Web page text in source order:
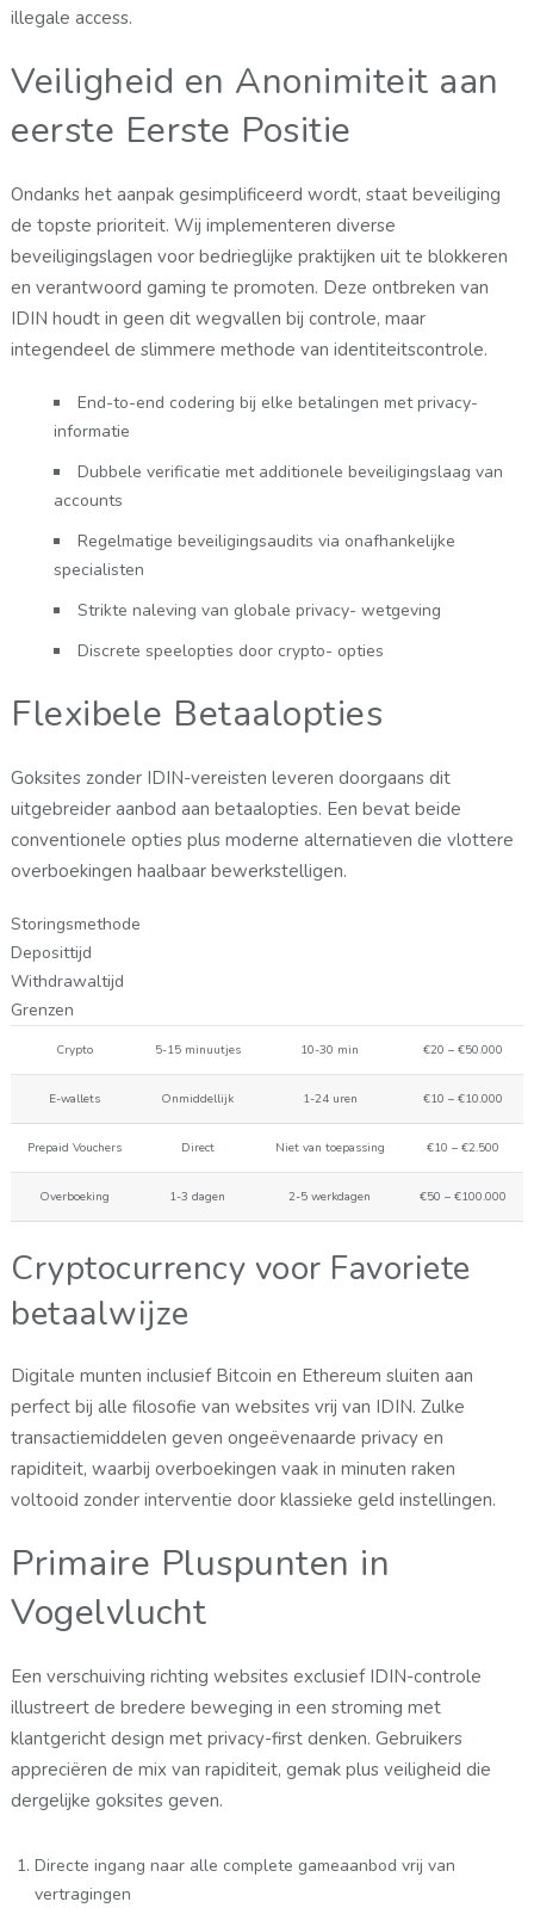
illegale access.
Veiligheid en Anonimiteit aan
eerste Eerste Positie
Ondanks het aanpak gesimplificeerd wordt, staat beveiliging
de topste prioriteit. Wij implementeren diverse
beveiligingslagen voor bedrieglijke praktijken uit te blokkeren
en verantwoord gaming te promoten. Deze ontbreken van
IDIN houdt in geen dit wegvallen bij controle, maar
integendeel de slimmere methode van identiteitscontrole.
End-to-end codering bij elke betalingen met privacy-
informatie
Dubbele verificatie met additionele beveiligingslaag van
accounts
Regelmatige beveiligingsaudits via onafhankelijke
specialisten
Strikte naleving van globale privacy- wetgeving
Discrete speelopties door crypto- opties
Flexibele Betaalopties
Goksites zonder IDIN-vereisten leveren doorgaans dit
uitgebreider aanbod aan betaalopties. Een bevat beide
conventionele opties plus moderne alternatieven die vlottere
overboekingen haalbaar bewerkstelligen.
Storingsmethode
Deposittijd
Withdrawaltijd
Grenzen
Crypto 5-15 minuutjes 10-30 min €20 – €50.000
E-wallets Onmiddellijk 1-24 uren €10 – €10.000
Prepaid Vouchers Direct Niet van toepassing €10 – €2.500
Overboeking 1-3 dagen 2-5 werkdagen €50 – €100.000
Cryptocurrency voor Favoriete
betaalwijze
Digitale munten inclusief Bitcoin en Ethereum sluiten aan
perfect bij alle filosofie van websites vrij van IDIN. Zulke
transactiemiddelen geven ongeëvenaarde privacy en
rapiditeit, waarbij overboekingen vaak in minuten raken
voltooid zonder interventie door klassieke geld instellingen.
Primaire Pluspunten in
Vogelvlucht
Een verschuiving richting websites exclusief IDIN-controle
illustreert de bredere beweging in een stroming met
klantgericht design met privacy-first denken. Gebruikers
appreciëren de mix van rapiditeit, gemak plus veiligheid die
dergelijke goksites geven.
Directe ingang naar alle complete gameaanbod vrij van
vertragingen